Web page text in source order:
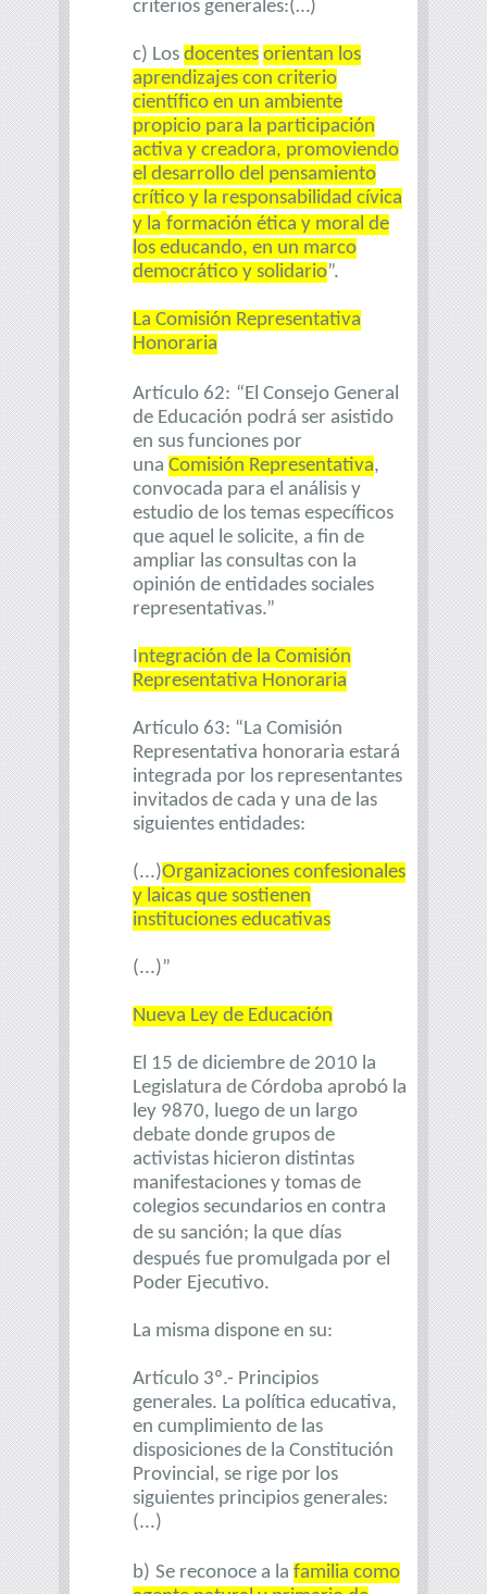
criterios generales:(…)
c) Los docentes orientan los
aprendizajes con criterio
científico en un ambiente
propicio para la participación
activa y creadora, promoviendo
el desarrollo del pensamiento
crítico y la responsabilidad cívica
y la formación ética y moral de
los educando, en un marco
democrático y solidario”.
La Comisión Representativa
Honoraria
Artículo 62: “El Consejo General
de Educación podrá ser asistido
en sus funciones por
una Comisión Representativa,
convocada para el análisis y
estudio de los temas específicos
que aquel le solicite, a fin de
ampliar las consultas con la
opinión de entidades sociales
representativas.”
Integración de la Comisión
Representativa Honoraria
Artículo 63: “La Comisión
Representativa honoraria estará
integrada por los representantes
invitados de cada y una de las
siguientes entidades:
(...)Organizaciones confesionales
y laicas que sostienen
instituciones educativas
(...)”
Nueva Ley de Educación
El 15 de diciembre de 2010 la
Legislatura de Córdoba aprobó la
ley 9870, luego de un largo
debate donde grupos de
activistas hicieron distintas
manifestaciones y tomas de
colegios secundarios en contra
de su sanción; la que días
después fue promulgada por el
Poder Ejecutivo.
La misma dispone en su:
Artículo 3º.- Principios
generales. La política educativa,
en cumplimiento de las
disposiciones de la Constitución
Provincial, se rige por los
siguientes principios generales:
(...)
b) Se reconoce a la familia como